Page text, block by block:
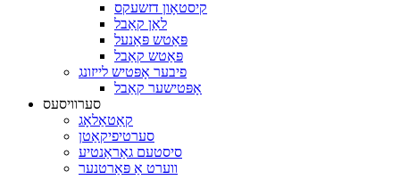
קיסטאָון דזשעקס
לאַן קאַבל
פּאַטש פּאַנעל
פּאַטש קאַבל
פיבער אָפּטיש לייזונג
אָפּטישער קאַבל
סערוויסעס
קאַטאַלאָג
סערטיפיקאַטן
סיסטעם גאַראַנטיע
ווערט אַ פּאַרטנער